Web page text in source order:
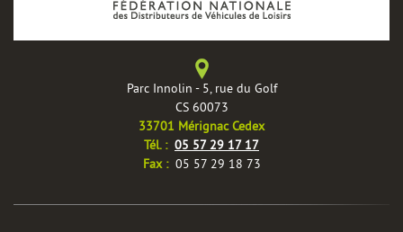
Parc Innolin - 5, rue du Golf
CS 60073
33701 Mérignac Cedex
Tél. : 05 57 29 17 17
Fax :05 57 29 18 73